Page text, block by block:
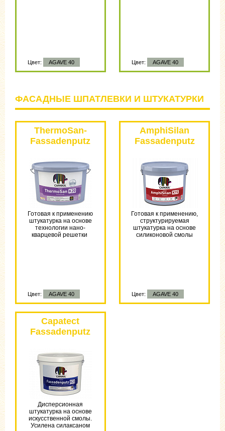
Цвет: AGAVE 40 Цвет: AGAVE 40
ФАСАДНЫЕ ШПАТЛЕВКИ И ШТУКАТУРКИ
ThermoSan-
Fassadenputz
Готовая к применению
штукатурка на основе
технологии нано-
кварцевой решетки
Цвет: AGAVE 40
AmphiSilan
Fassadenputz
Готовая к применению,
структурируемая
штукатурка на основе
силиконовой смолы
Цвет: AGAVE 40
Capatect
Fassadenputz
Дисперсионная
штукатурка на основе
искусственной смолы.
Усилена силаксаном
Цвет: AGAVE 40